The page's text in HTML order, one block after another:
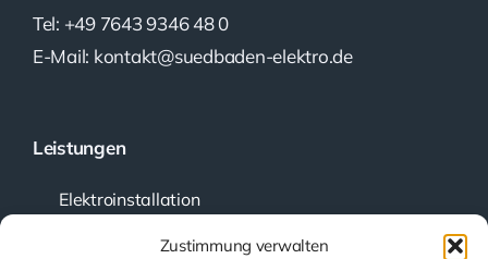
Zustimmung verwalten
Tel: +49 7643 9346 48 0
E-Mail: kontakt@suedbaden-elektro.de
Leistungen
Elektroinstallation